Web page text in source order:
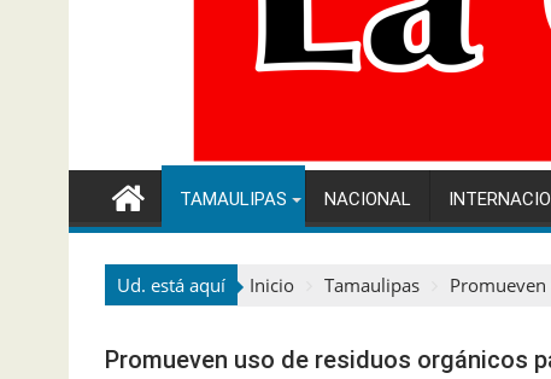
TAMAULIPAS NACIONAL
Ud. está aquí Inicio Tamaulipas
Promueven uso de residuos orgánicos